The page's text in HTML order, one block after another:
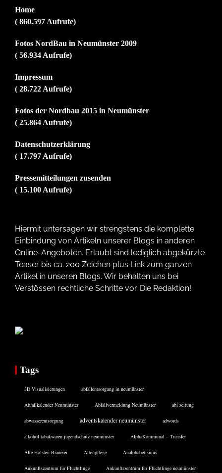
Home
( 860.597 Aufrufe)
Fotos NordBau in Neumünster 2009
( 56.934 Aufrufe)
Impressum
( 28.722 Aufrufe)
Fotos der Nordbau 2015 in Neumünster
( 25.864 Aufrufe)
Datenschutzerklärung
( 17.797 Aufrufe)
Pressemitteilungen zusenden
( 15.100 Aufrufe)
Hiermit untersagen wir strengstens die komplette
Einbindung von Artikeln unserer Blogs in anderen
Online-Angeboten. Erlaubt sind lediglich abgekürzte
Teaser bis ca. 200 Zeichen plus Link zum ganzen
Artikel in unseren Blogs. Wir behalten uns bei
Verstössen rechtliche Schritte vor. Die Redaktion!
Tags
3D Visualisierungen abfallentsorgung in neumünster
Abfallkalender Neumünster Abfallvermeidung Neumünster abi zeitung
abwasserentsorgung adventskalender neumünster adwords
alkohol tabakwaren jugendschutz neumünster AlphaKommunal – Transfer
Alte Holsten-Brauerei Altenpflege Analphabetismus
Ankunftszentrum für Flüchtlinge Ankunftszentrum für Flüchtlinge neumünster